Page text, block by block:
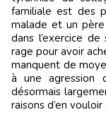
familiale est des
malade et un
dans l’exercice
rage pour avoir
manquent de
à une agression
désormais
raisons d’en